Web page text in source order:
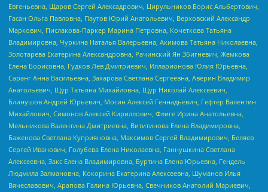
Евгеньевна, Щаров Сергей Алексадрович, Цирульников Борис Альбертович,
Гасан Ольга Павловна, Паутов Юрий Анатольевич, Верховский Александр
Маркович, Пислакова-Паркер Марина Петровна, Кочеткова Татьяна
Владимировна, Чуркина Наталья Валерьевна, Акимова Татьяна Николаевна,
Золотарева Екатерина Александровна, Рачинский Ян Збигневич, Жемкова
Елена Борисовна, Гудков Лев Дмитриевич, Илларионова Юлия Юрьевна,
Саранг Анна Васильевна, Захарова Светлана Сергеевна, Аверин Владимир
Анатольевич, Щур Татьяна Михайловна, Щур Николай Алексеевич,
Блинушов Андрей Юрьевич, Мосин Алексей Геннадьевич, Гефтер Валентин
Михайлович, Симонов Алексей Кириллович, Флиге Ирина Анатольевна,
Мельникова Валентина Дмитриевна, Вититинова Елена Владимировна,
Баженова Светлана Куприяновна, Максимов Сергей Владимирович, Беляев
Сергей Иванович, Голубева Елена Николаевна, Ганнушкина Светлана
Алексеевна, Закс Елена Владимировна, Буртина Елена Юрьевна, Гендель
Людмила Залмановна, Кокорина Екатерина Алексеевна, Шуманов Илья
Вячеславович, Арапова Галина Юрьевна, Свечников Анатолий Мариевич,